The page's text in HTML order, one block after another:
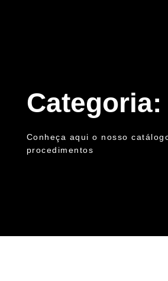
Conheça aqui o nosso
procedimentos